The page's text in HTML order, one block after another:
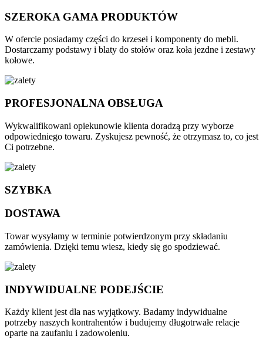
SZEROKA GAMA PRODUKTÓW
W ofercie posiadamy części do krzeseł i komponenty do mebli.
Dostarczamy podstawy i blaty do stołów oraz koła jezdne i zestawy
kołowe.
PROFESJONALNA OBSŁUGA
Wykwalifikowani opiekunowie klienta doradzą przy wyborze
odpowiedniego towaru. Zyskujesz pewność, że otrzymasz to, co jest
Ci potrzebne.
SZYBKA
DOSTAWA
Towar wysyłamy w terminie potwierdzonym przy składaniu
zamówienia. Dzięki temu wiesz, kiedy się go spodziewać.
INDYWIDUALNE PODEJŚCIE
Każdy klient jest dla nas wyjątkowy. Badamy indywidualne
potrzeby naszych kontrahentów i budujemy długotrwałe relacje
oparte na zaufaniu i zadowoleniu.